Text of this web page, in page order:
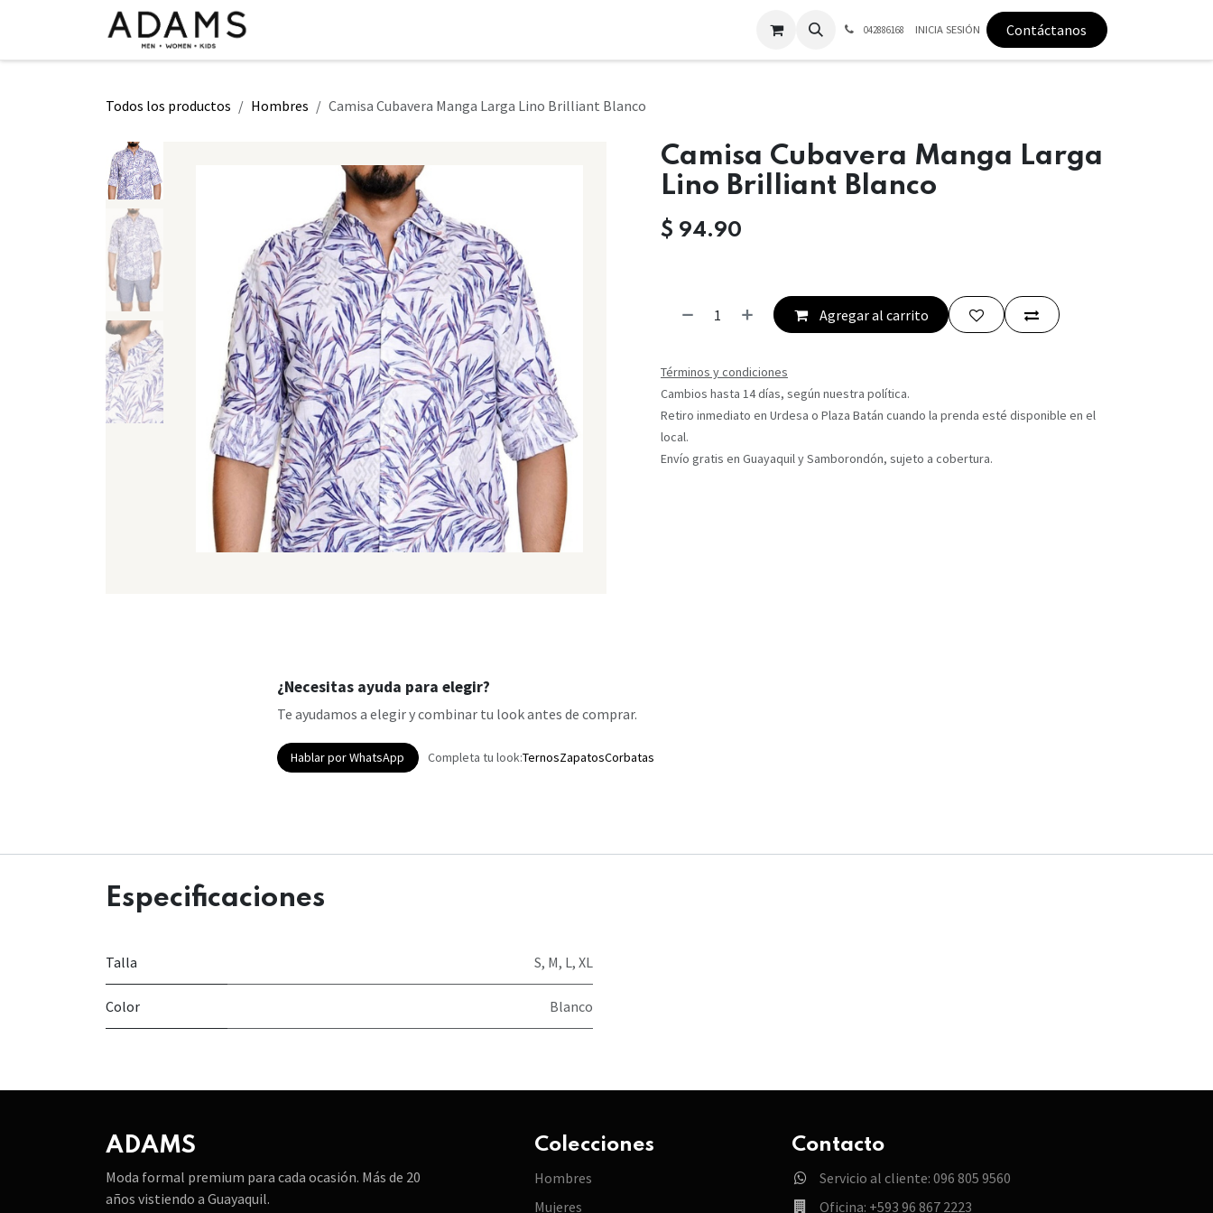
042886168 INICIA SESIÓN Contáctanos
Todos los productos Hombres Camisa Cubavera Manga Larga Lino Brilliant Blanco
Camisa Cubavera Manga Larga
Lino Brilliant Blanco
$ 94.90
Agregar al carrito
Términos y condiciones
Cambios hasta 14 días, según nuestra política.
Retiro inmediato en Urdesa o Plaza Batán cuando la prenda esté disponible en el
local.
Envío gratis en Guayaquil y Samborondón, sujeto a cobertura.
¿Necesitas ayuda para elegir?
Te ayudamos a elegir y combinar tu look antes de comprar.
Hablar por WhatsApp Completa tu look:TernosZapatosCorbatas
Especificaciones
Talla S, M, L, XL
Color Blanco
ADAMS
Moda formal premium para cada ocasión. Más de 20
años vistiendo a Guayaquil.
Colecciones
Hombres
Mujeres
Contacto
Servicio al cliente: 096 805 9560
Oficina: +593 96 867 2223